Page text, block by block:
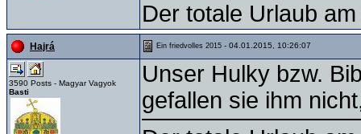
Der totale Urlaub
Hajrá Ein friedvolles 2015 - 04.01.2015, 10:26:07
3590 Posts - Magyar Vagyok
Basti
Unser Hulky bzw.
gefallen sie ihm